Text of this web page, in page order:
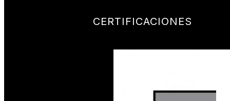
CERTIFICACIONES